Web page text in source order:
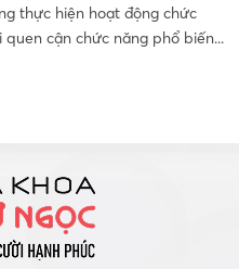
thực hiện hoạt động chức
cận chức năng phổ biến...